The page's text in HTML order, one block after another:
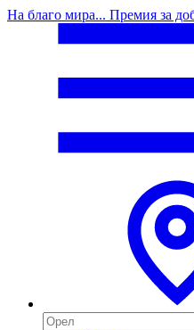
На благо мира... Премия за